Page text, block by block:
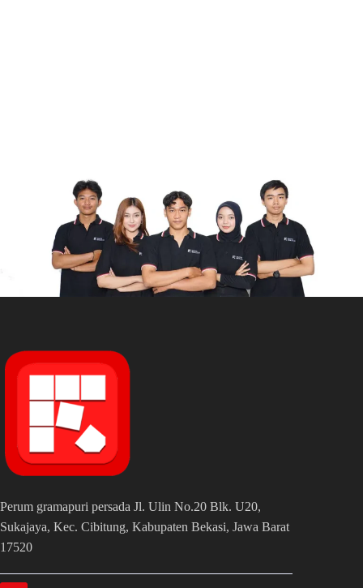
Perum gramapuri persada Jl. Ulin No.20 Blk. U20,
Sukajaya, Kec. Cibitung, Kabupaten Bekasi, Jawa Barat
17520